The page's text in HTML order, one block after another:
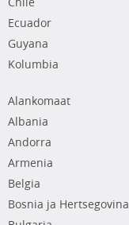
Ecuador
Guyana
Kolumbia
Alankomaat
Albania
Andorra
Armenia
Belgia
Bosnia ja Hertsegovina